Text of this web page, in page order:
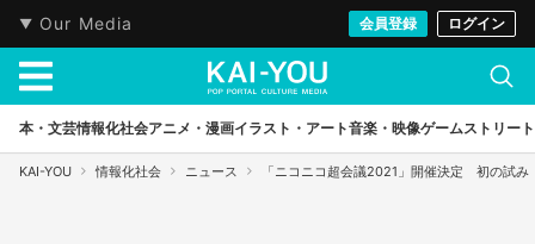
Our Media 会員登録 ログイン
本・文芸情報化社会アニメ・漫画イラスト・アート音楽・映像ゲームストリート
KAI-YOU 情報化社会 ニュース 「ニコニコ超会議2021」開催決定 初の試